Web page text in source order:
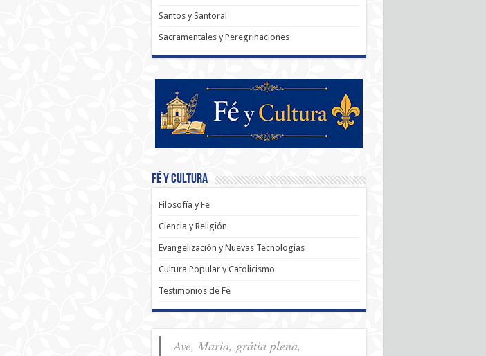
Santos y Santoral
Sacramentales y Peregrinaciones
Fé y Cultura
Filosofía y Fe
Ciencia y Religión
Evangelización y Nuevas Tecnologías
Cultura Popular y Catolicismo
Testimonios de Fe
Ave, Maria, grátia plena,